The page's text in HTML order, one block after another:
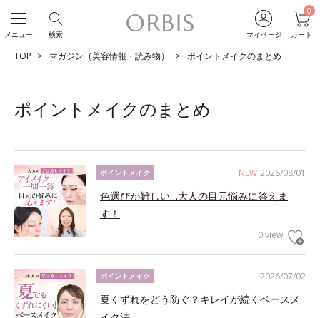
マイページ
0
カート
検索
メニュー
TOP マガジン（美容情報・読み物） ポイントメイクのまとめ
ポイントメイクのまとめ
NEW 2026/08/01
ポイントメイク
色選びが難しい…大人の目元悩みに答えま
す！
0 view
2026/07/02
ポイントメイク
夏くずれをどう防ぐ？キレイが続くベースメ